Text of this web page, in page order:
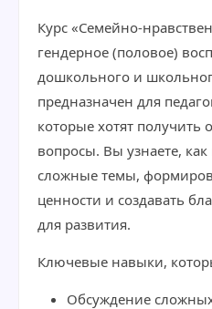
Курс «Семейно-
гендерное (половое)
дошкольного и
предназначен для
которые хотят получить
вопросы. Вы узнаете,
сложные темы,
ценности и создавать
для развития.
Ключевые навыки,
Обсуждение